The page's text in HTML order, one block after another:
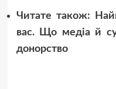
Читате також:
вас. Що медіа й
донорство